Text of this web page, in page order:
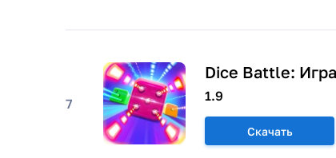
7
Dice Battle:
1.9
Скачать